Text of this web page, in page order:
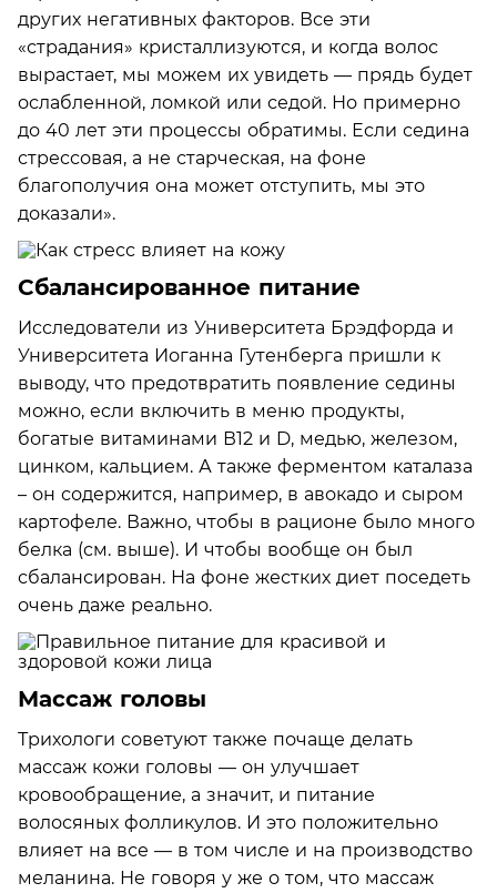
других негативных факторов. Все эти
«страдания» кристаллизуются, и когда волос
вырастает, мы можем их увидеть — прядь будет
ослабленной, ломкой или седой. Но примерно
до 40 лет эти процессы обратимы. Если седина
стрессовая, а не старческая, на фоне
благополучия она может отступить, мы это
доказали».
Сбалансированное питание
Исследователи из Университета Брэдфорда и
Университета Иоганна Гутенберга пришли к
выводу, что предотвратить появление седины
можно, если включить в меню продукты,
богатые витаминами В12 и D, медью, железом,
цинком, кальцием. А также ферментом каталаза
– он содержится, например, в авокадо и сыром
картофеле. Важно, чтобы в рационе было много
белка (см. выше). И чтобы вообще он был
сбалансирован. На фоне жестких диет поседеть
очень даже реально.
Массаж головы
Трихологи советуют также почаще делать
массаж кожи головы — он улучшает
кровообращение, а значит, и питание
волосяных фолликулов. И это положительно
влияет на все — в том числе и на производство
меланина. Не говоря у же о том, что массаж